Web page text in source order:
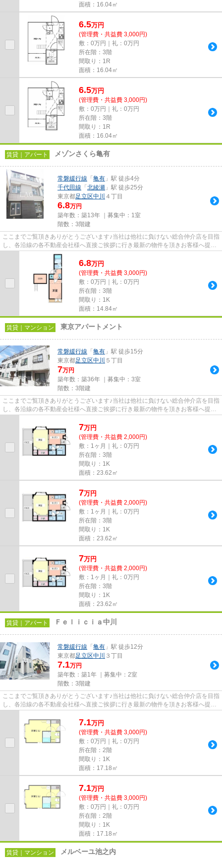
面積：16.04㎡
6.5万円
(管理費・共益費 3,000円)
敷：0万円｜礼：0万円
所在階：3階
間取り：1R
面積：16.04㎡
6.5万円
(管理費・共益費 3,000円)
敷：0万円｜礼：0万円
所在階：3階
間取り：1R
面積：16.04㎡
賃貸｜アパート メゾンさくら亀有
常磐緩行線 「 亀有 」駅 徒歩4分
千代田線 「 北綾瀬 」駅 徒歩25分
東京都足立区中川 ４丁目
6.8万円
築年数：築13年 ｜募集中： 1室
階数：3階建
ここまでご覧頂きありがとうございます♪当社は他社に負けない総合仲介店を目指
し、各沿線の各不動産会社様へ直接ご挨拶に行き最新の物件を頂きお客様へ提供
しております！最新の情報は...
6.8万円
(管理費・共益費 3,000円)
敷：0万円｜礼：0万円
所在階：3階
間取り：1K
面積：14.84㎡
賃貸｜マンション 東京アパートメント
常磐緩行線 「 亀有 」駅 徒歩15分
東京都足立区中川 ５丁目
7万円
築年数：築36年 ｜募集中： 3室
階数：3階建
ここまでご覧頂きありがとうございます♪当社は他社に負けない総合仲介店を目指
し、各沿線の各不動産会社様へ直接ご挨拶に行き最新の物件を頂きお客様へ提供
7万円
(管理費・共益費 2,000円)
敷：1ヶ月｜礼：0万円
所在階：3階
間取り：1K
面積：23.62㎡
7万円
(管理費・共益費 2,000円)
敷：1ヶ月｜礼：0万円
所在階：3階
間取り：1K
面積：23.62㎡
7万円
(管理費・共益費 2,000円)
敷：1ヶ月｜礼：0万円
所在階：3階
間取り：1K
面積：23.62㎡
賃貸｜アパート Ｆｅｌｉｃｉａ中川
常磐緩行線 「 亀有 」駅 徒歩12分
東京都足立区中川 ３丁目
7.1万円
築年数：築1年 ｜募集中： 2室
階数：3階建
ここまでご覧頂きありがとうございます♪当社は他社に負けない総合仲介店を目指
し、各沿線の各不動産会社様へ直接ご挨拶に行き最新の物件を頂きお客様へ提供
7.1万円
(管理費・共益費 3,000円)
敷：0万円｜礼：0万円
所在階：2階
間取り：1K
面積：17.18㎡
7.1万円
(管理費・共益費 3,000円)
敷：0万円｜礼：0万円
所在階：2階
間取り：1K
面積：17.18㎡
賃貸｜マンション メルベーユ池之内